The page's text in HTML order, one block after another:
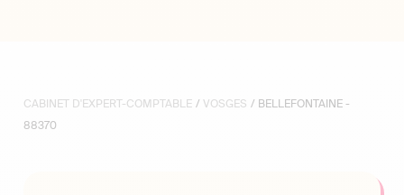
CABINET D'EXPERT-COMPTABLE / VOSGES / BELLEFONTAINE -
88370